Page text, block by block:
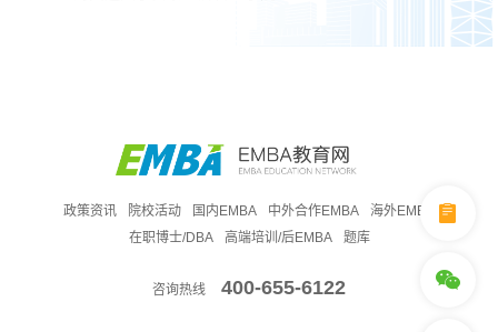
政策资讯 院校活动 国内EMBA 中外合作EMBA
海外EMBA
在职博士/DBA
高端培训/后EMBA 题库
咨询热线 400-655-6122